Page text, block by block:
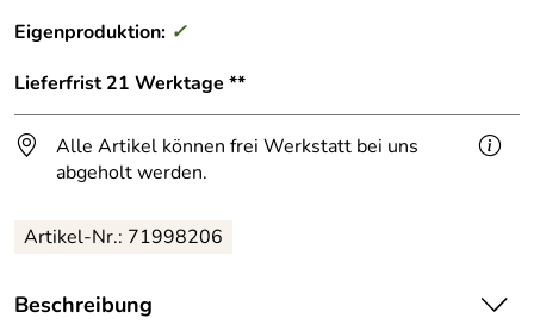
Eigenproduktion: ✓
Lieferfrist 21 Werktage **
Alle Artikel können frei Werkstatt bei uns
abgeholt werden.
Artikel-Nr.: 71998206
Beschreibung